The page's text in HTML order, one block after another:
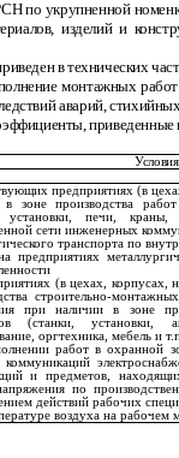
укрупненной
изделий и
в технических
монтажных
аварий,
приведенные
предприятиях (в
в зоне производства
установки, печи,
сети инженерных
транспорта по
предприятиях
(в цехах, корпусах,
строительно-
при наличии в зоне
(станки, установки,
оргтехника, мебель и
работ в охранной
и предметов,
по
действий рабочих
воздуха на рабочем